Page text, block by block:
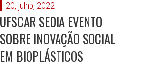
20, julho, 2022
UFSCAR SEDIA EVENTO
SOBRE INOVAÇÃO SOCIAL
EM BIOPLÁSTICOS